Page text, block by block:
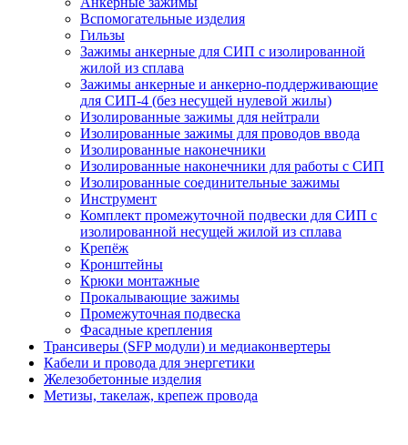
Вспомогательные изделия
Гильзы
Зажимы анкерные для СИП с изолированной
жилой из сплава
Зажимы анкерные и анкерно-поддерживающие
для СИП-4 (без несущей нулевой жилы)
Изолированные зажимы для нейтрали
Изолированные зажимы для проводов ввода
Изолированные наконечники
Изолированные наконечники для работы с СИП
Изолированные соединительные зажимы
Инструмент
Комплект промежуточной подвески для СИП с
изолированной несущей жилой из сплава
Крепёж
Кронштейны
Крюки монтажные
Прокалывающие зажимы
Промежуточная подвеска
Фасадные крепления
Трансиверы (SFP модули) и медиаконвертеры
Кабели и провода для энергетики
Железобетонные изделия
Метизы, такелаж, крепеж провода